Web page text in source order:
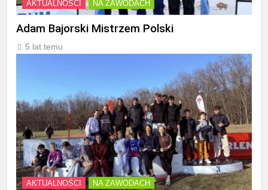
AKTUALNOŚCI NA ZAWODACH
Adam Bajorski Mistrzem Polski
5 lat temu
AKTUALNOŚCI NA ZAWODACH